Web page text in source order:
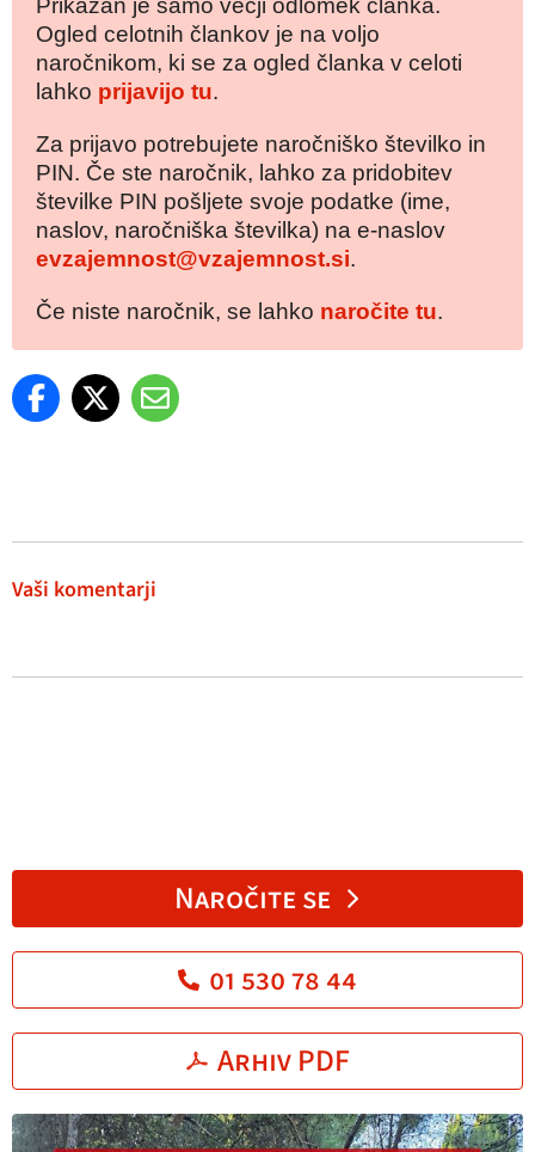
Ogled celotnih člankov je na voljo
naročnikom, ki se za ogled članka v celoti
lahko prijavijo tu.
Za prijavo potrebujete naročniško številko in
PIN. Če ste naročnik, lahko za pridobitev
številke PIN pošljete svoje podatke (ime,
naslov, naročniška številka) na e-naslov
evzajemnost@vzajemnost.si.
Če niste naročnik, se lahko naročite tu.
Vaši komentarji
Naročite se
01 530 78 44
Arhiv PDF